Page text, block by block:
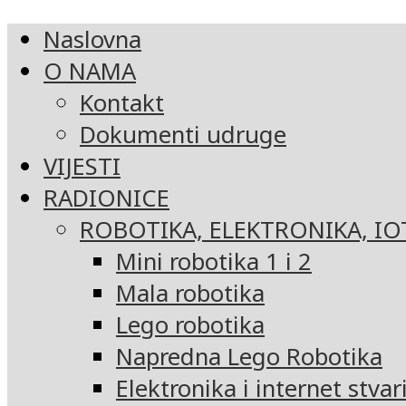
Naslovna
O NAMA
Kontakt
Dokumenti udruge
VIJESTI
RADIONICE
ROBOTIKA, ELEKTRONIKA,
Mini robotika 1 i 2
Mala robotika
Lego robotika
Napredna Lego Robotika
Elektronika i internet